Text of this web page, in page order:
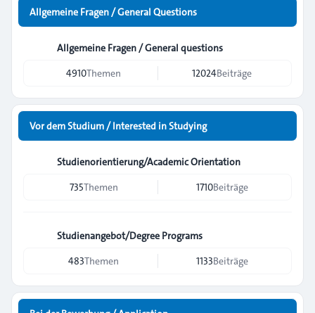
Allgemeine Fragen / General Questions
Allgemeine Fragen / General questions
4910Themen 12024Beiträge
Vor dem Studium / Interested in Studying
Studienorientierung/Academic Orientation
735Themen 1710Beiträge
Studienangebot/Degree Programs
483Themen 1133Beiträge